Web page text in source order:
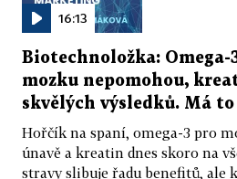
16:13
Biotechnoložka: Omega-
mozku nepomohou,
skvělých výsledků. Má
Hořčík na spaní, omega-3 pro
únavě a kreatin dnes skoro na
stravy slibuje řadu benefitů, ale